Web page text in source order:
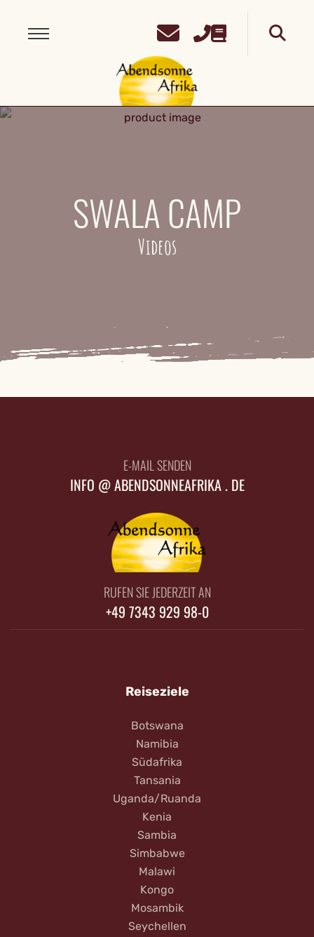
SWALA CAMP
Videos
E-MAIL SENDEN
INFO @ ABENDSONNEAFRIKA . DE
RUFEN SIE JEDERZEIT AN
+49 7343 929 98-0
Reiseziele
Botswana
Namibia
Südafrika
Tansania
Uganda/Ruanda
Kenia
Sambia
Simbabwe
Malawi
Kongo
Mosambik
Seychellen